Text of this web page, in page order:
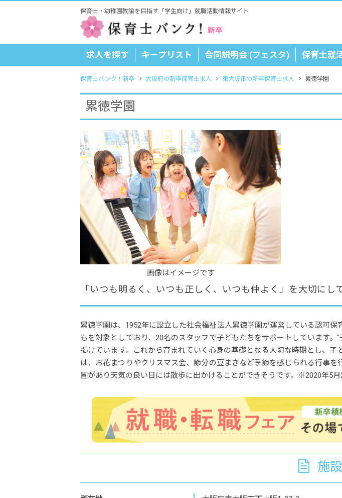
保育士・幼稚園教諭を目指す「学生向け」就職活動情報サイト
求人を探す キープリスト 合同説明会 (フェスタ) 保育士就
保育士バンク！新卒 大阪府の新卒保育士求人 東大阪市の新卒保育士求人 累徳学園
累徳学園
画像はイメージです
「いつも明るく、いつも正しく、いつも仲よく」を大切にし
累徳学園は、1952年に設立した社会福祉法人累徳学園が運営している認可
もを対象としており、20名のスタッフで子どもたちをサポートしています
掲げています。これから育まれていく心身の基礎となる大切な時期とし、
は、お花まつりやクリスマス会、節分の豆まきなど季節を感じられる行事
園があり天気の良い日には散歩に出かけることができそうです。※2020年5
施